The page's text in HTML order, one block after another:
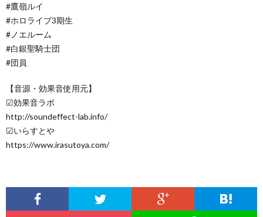
#鷹嶺ルイ
#ホロライブ3期生
#ノエルーム
#白銀聖騎士団
#団員
【音源・効果音使用元】
☑効果音ラボ
http://soundeffect-lab.info/
☑いらすとや
https://www.irasutoya.com/